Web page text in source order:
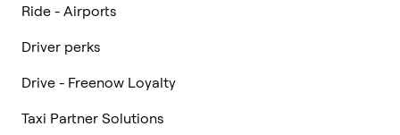
Ride - Airports
Driver perks
Drive - Freenow Loyalty
Taxi Partner Solutions